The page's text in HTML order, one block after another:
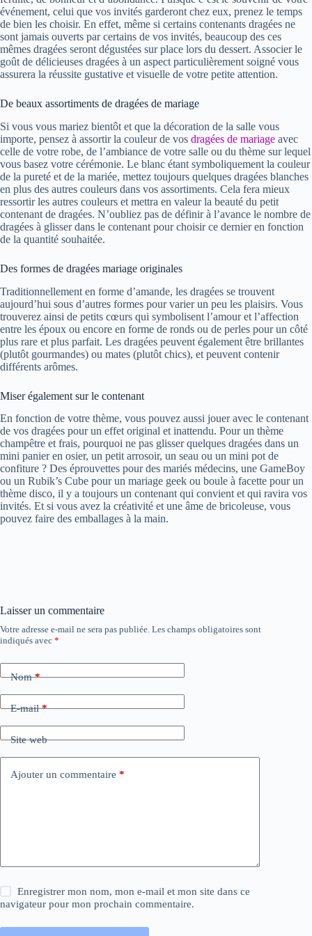
événement, celui que vos invités garderont chez eux, prenez le temps
de bien les choisir. En effet, même si certains contenants dragées ne
sont jamais ouverts par certains de vos invités, beaucoup des ces
mêmes dragées seront dégustées sur place lors du dessert. Associer le
goût de délicieuses dragées à un aspect particulièrement soigné vous
assurera la réussite gustative et visuelle de votre petite attention.
De beaux assortiments de dragées de mariage
Si vous vous mariez bientôt et que la décoration de la salle vous
importe, pensez à assortir la couleur de vos dragées de mariage avec
celle de votre robe, de l’ambiance de votre salle ou du thème sur lequel
vous basez votre cérémonie. Le blanc étant symboliquement la couleur
de la pureté et de la mariée, mettez toujours quelques dragées blanches
en plus des autres couleurs dans vos assortiments. Cela fera mieux
ressortir les autres couleurs et mettra en valeur la beauté du petit
contenant de dragées. N’oubliez pas de définir à l’avance le nombre de
dragées à glisser dans le contenant pour choisir ce dernier en fonction
de la quantité souhaitée.
Des formes de dragées mariage originales
Traditionnellement en forme d’amande, les dragées se trouvent
aujourd’hui sous d’autres formes pour varier un peu les plaisirs. Vous
trouverez ainsi de petits cœurs qui symbolisent l’amour et l’affection
entre les époux ou encore en forme de ronds ou de perles pour un côté
plus rare et plus parfait. Les dragées peuvent également être brillantes
(plutôt gourmandes) ou mates (plutôt chics), et peuvent contenir
différents arômes.
Miser également sur le contenant
En fonction de votre thème, vous pouvez aussi jouer avec le contenant
de vos dragées pour un effet original et inattendu. Pour un thème
champêtre et frais, pourquoi ne pas glisser quelques dragées dans un
mini panier en osier, un petit arrosoir, un seau ou un mini pot de
confiture ? Des éprouvettes pour des mariés médecins, une GameBoy
ou un Rubik’s Cube pour un mariage geek ou boule à facette pour un
thème disco, il y a toujours un contenant qui convient et qui ravira vos
invités. Et si vous avez la créativité et une âme de bricoleuse, vous
pouvez faire des emballages à la main.
Laisser un commentaire
Votre adresse e-mail ne sera pas publiée. Les champs obligatoires sont
indiqués avec *
Nom*
E-mail*
Site web
Ajouter un commentaire *
Enregistrer mon nom, mon e-mail et mon site dans ce
navigateur pour mon prochain commentaire.